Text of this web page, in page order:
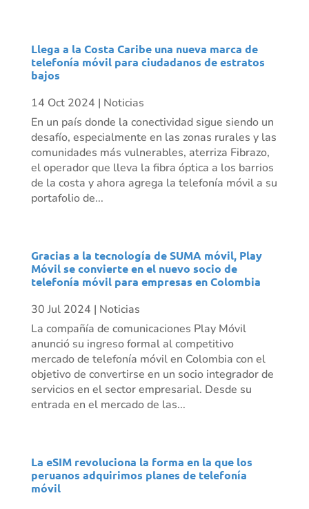
Llega a la Costa Caribe una nueva marca de
telefonía móvil para ciudadanos de estratos
bajos
14 Oct 2024 | Noticias
En un país donde la conectividad sigue siendo un
desafío, especialmente en las zonas rurales y las
comunidades más vulnerables, aterriza Fibrazo,
el operador que lleva la fibra óptica a los barrios
de la costa y ahora agrega la telefonía móvil a su
portafolio de...
Gracias a la tecnología de SUMA móvil, Play
Móvil se convierte en el nuevo socio de
telefonía móvil para empresas en Colombia
30 Jul 2024 | Noticias
La compañía de comunicaciones Play Móvil
anunció su ingreso formal al competitivo
mercado de telefonía móvil en Colombia con el
objetivo de convertirse en un socio integrador de
servicios en el sector empresarial. Desde su
entrada en el mercado de las...
La eSIM revoluciona la forma en la que los
peruanos adquirimos planes de telefonía
móvil